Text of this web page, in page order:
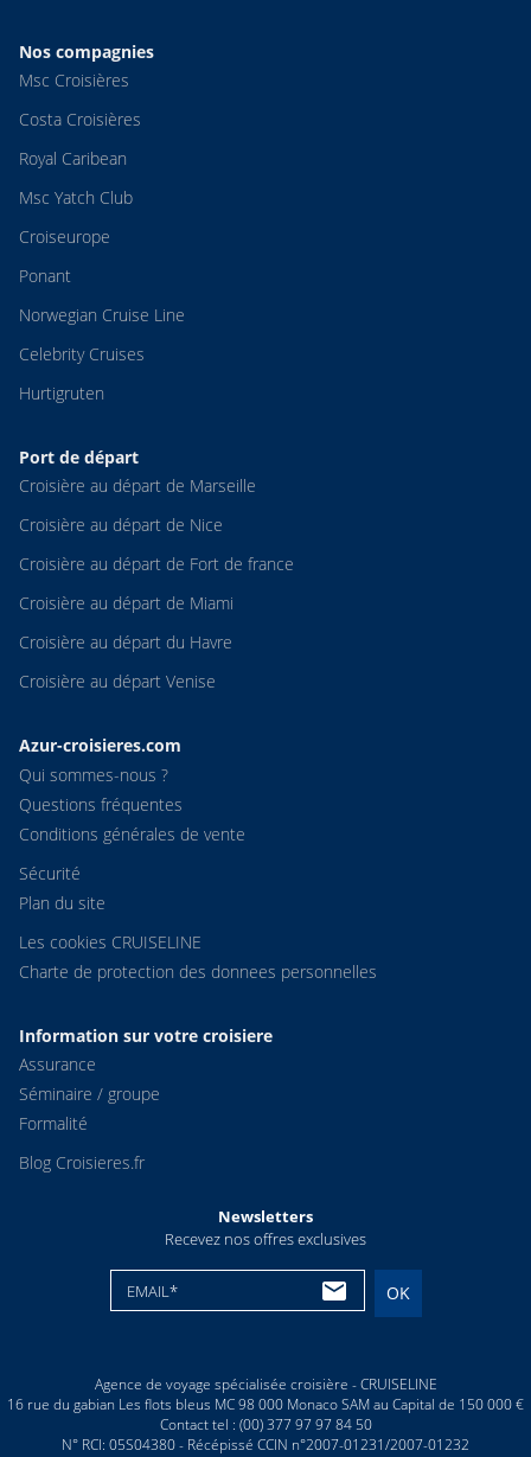
Nos compagnies
Msc Croisières
Costa Croisières
Royal Caribean
Msc Yatch Club
Croiseurope
Ponant
Norwegian Cruise Line
Celebrity Cruises
Hurtigruten
Port de départ
Croisière au départ de Marseille
Croisière au départ de Nice
Croisière au départ de Fort de france
Croisière au départ de Miami
Croisière au départ du Havre
Croisière au départ Venise
Azur-croisieres.com
Qui sommes-nous ?
Questions fréquentes
Conditions générales de vente
Sécurité
Plan du site
Les cookies CRUISELINE
Charte de protection des donnees personnelles
Information sur votre croisiere
Assurance
Séminaire / groupe
Formalité
Blog Croisieres.fr
Newsletters
Recevez nos offres exclusives
EMAIL* OK
Agence de voyage spécialisée croisière - CRUISELINE
16 rue du gabian Les flots bleus MC 98 000 Monaco SAM au Capital de 150 000 €
Contact tel : (00) 377 97 97 84 50
N° RCI: 05S04380 - Récépissé CCIN n°2007-01231/2007-01232